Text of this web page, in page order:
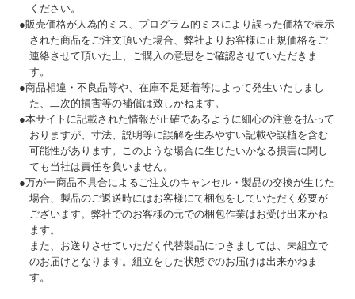
ください。
●販売価格が人為的ミス、プログラム的ミスにより誤った価格で表示
された商品をご注文頂いた場合、弊社よりお客様に正規価格をご
連絡させて頂いた上、ご購入の意思をご確認させていただきま
す。
●商品相違・不良品等や、在庫不足延着等によって発生いたしまし
た、二次的損害等の補償は致しかねます。
●本サイトに記載された情報が正確であるように細心の注意を払って
おりますが、寸法、説明等に誤解を生みやすい記載や誤植を含む
可能性があります。このような場合に生じたいかなる損害に関し
ても当社は責任を負いません。
●万が一商品不具合によるご注文のキャンセル・製品の交換が生じた
場合、製品のご返送時にはお客様にて梱包をしていただく必要が
ございます。弊社でのお客様の元での梱包作業はお受け出来かね
ます。
また、お送りさせていただく代替製品につきましては、未組立で
のお届けとなります。組立をした状態でのお届けは出来かねま
す。